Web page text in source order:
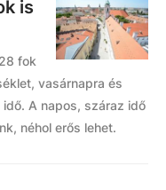
is
fok
vasárnapra és
A napos, száraz idő
néhol erős lehet.